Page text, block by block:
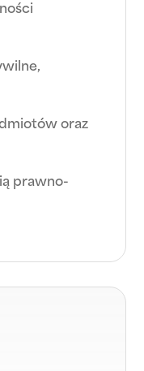
oraz
prawno-